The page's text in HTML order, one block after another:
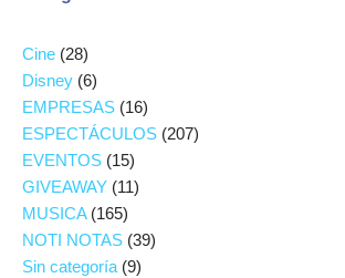
Cine (28)
Disney (6)
EMPRESAS (16)
ESPECTÁCULOS (207)
EVENTOS (15)
GIVEAWAY (11)
MUSICA(165)
NOTI NOTAS (39)
Sin categoría (9)